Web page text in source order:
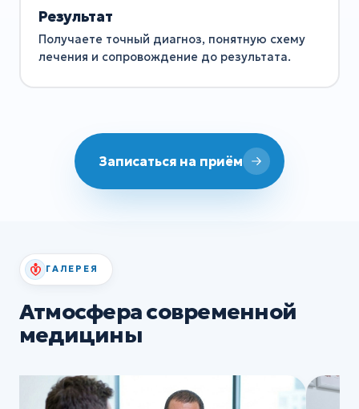
Результат
Получаете точный диагноз, понятную схему
лечения и сопровождение до результата.
Записаться на приём
ГАЛЕРЕЯ
Атмосфера современной
медицины